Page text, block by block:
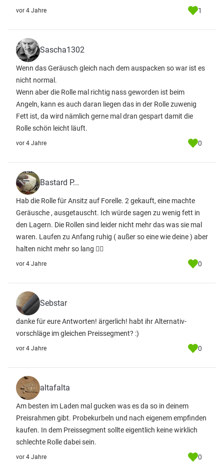
vor 4 Jahre 1
Sascha1302
Wenn das Geräusch gleich nach dem auspacken so war ist es
nicht normal.
Wenn aber die Rolle mal richtig nass geworden ist beim
Angeln, kann es auch daran liegen das in der Rolle zuwenig
Fett ist, da wird nämlich gerne mal dran gespart damit die
Rolle schön leicht läuft.
vor 4 Jahre 0
Bastard P...
Hab die Rolle für Ansitz auf Forelle. 2 gekauft, eine machte
Geräusche , ausgetauscht. Ich würde sagen zu wenig fett in
den Lagern. Die Rollen sind leider nicht mehr das was sie mal
waren. Laufen zu Anfang ruhig ( außer so eine wie deine ) aber
halten nicht mehr so lang 🤦‍♂️
vor 4 Jahre 0
Sebstar
danke für eure Antworten! ärgerlich! habt ihr Alternativ-
vorschläge im gleichen Preissegment? :)
vor 4 Jahre 0
altafalta
Am besten im Laden mal gucken was es da so in deinem
Preisrahmen gibt. Probekurbeln und nach eigenem empfinden
kaufen. In dem Preissegment sollte eigentlich keine wirklich
schlechte Rolle dabei sein.
vor 4 Jahre 0